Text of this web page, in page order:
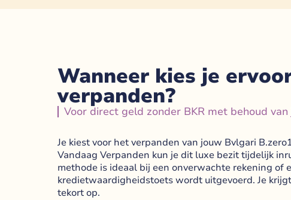
Wanneer kies je
verpanden?
Voor direct geld zonder BKR met behoud
Je kiest voor het verpanden van jouw Bvlgari
Vandaag Verpanden kun je dit luxe bezit tijdelijk
methode is ideaal bij een onverwachte rekening of
kredietwaardigheidstoets wordt uitgevoerd. Je
tekort op.